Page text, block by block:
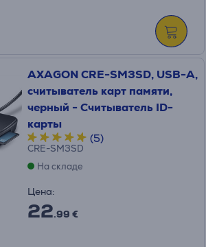
AXAGON CRE-SM3SD, USB-A,
считыватель карт памяти,
черный - Считыватель ID-
карты
(5)
CRE-SM3SD
На складе
Цена:
22.99 €